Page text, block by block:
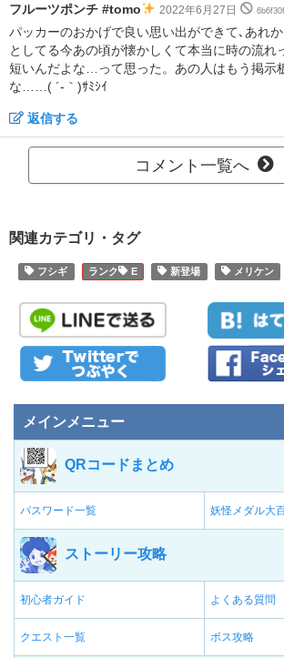
フルーツポンチ #tomo 2022年6月27日
パッカーのおかげで良い思い出ができて､あれ
としてる今あの頃が懐かしくて本当に時の流れ
短いんだよな…って思った。あの人はもう掲示
な……( ´-｀)ｻﾐｼｲ
返信する
コメント一覧へ
関連カテゴリ・タグ
フシギ E 新登場 メリケン
メインメニュー
QRコードまとめ
パスワード一覧 妖怪メダル大
ストーリー攻略
初心者ガイド よくある質問
クエスト一覧 ボス攻略